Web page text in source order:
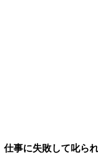
仕事に失敗して叱ら